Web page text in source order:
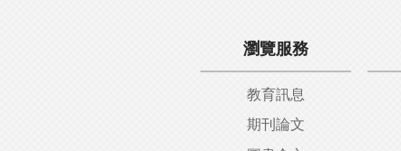
瀏覽服務
教育訊息
期刊論文